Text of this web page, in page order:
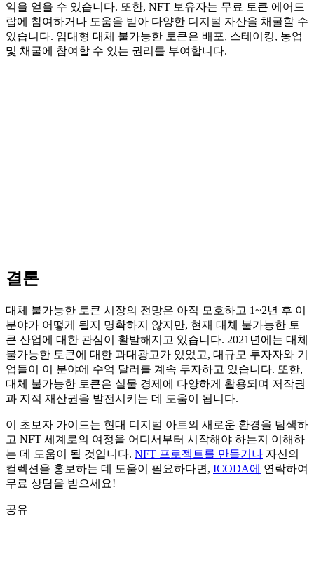
익을 얻을 수 있습니다. 또한, NFT 보유자는 무료 토큰 에어드
랍에 참여하거나 도움을 받아 다양한 디지털 자산을 채굴할 수
있습니다. 임대형 대체 불가능한 토큰은 배포, 스테이킹, 농업
및 채굴에 참여할 수 있는 권리를 부여합니다.
결론
대체 불가능한 토큰 시장의 전망은 아직 모호하고 1~2년 후 이
분야가 어떻게 될지 명확하지 않지만, 현재 대체 불가능한 토
큰 산업에 대한 관심이 활발해지고 있습니다. 2021년에는 대체
불가능한 토큰에 대한 과대광고가 있었고, 대규모 투자자와 기
업들이 이 분야에 수억 달러를 계속 투자하고 있습니다. 또한,
대체 불가능한 토큰은 실물 경제에 다양하게 활용되며 저작권
과 지적 재산권을 발전시키는 데 도움이 됩니다.
이 초보자 가이드는 현대 디지털 아트의 새로운 환경을 탐색하
고 NFT 세계로의 여정을 어디서부터 시작해야 하는지 이해하
는 데 도움이 될 것입니다. NFT 프로젝트를 만들거나 자신의
컬렉션을 홍보하는 데 도움이 필요하다면, ICODA에 연락하여
무료 상담을 받으세요!
공유